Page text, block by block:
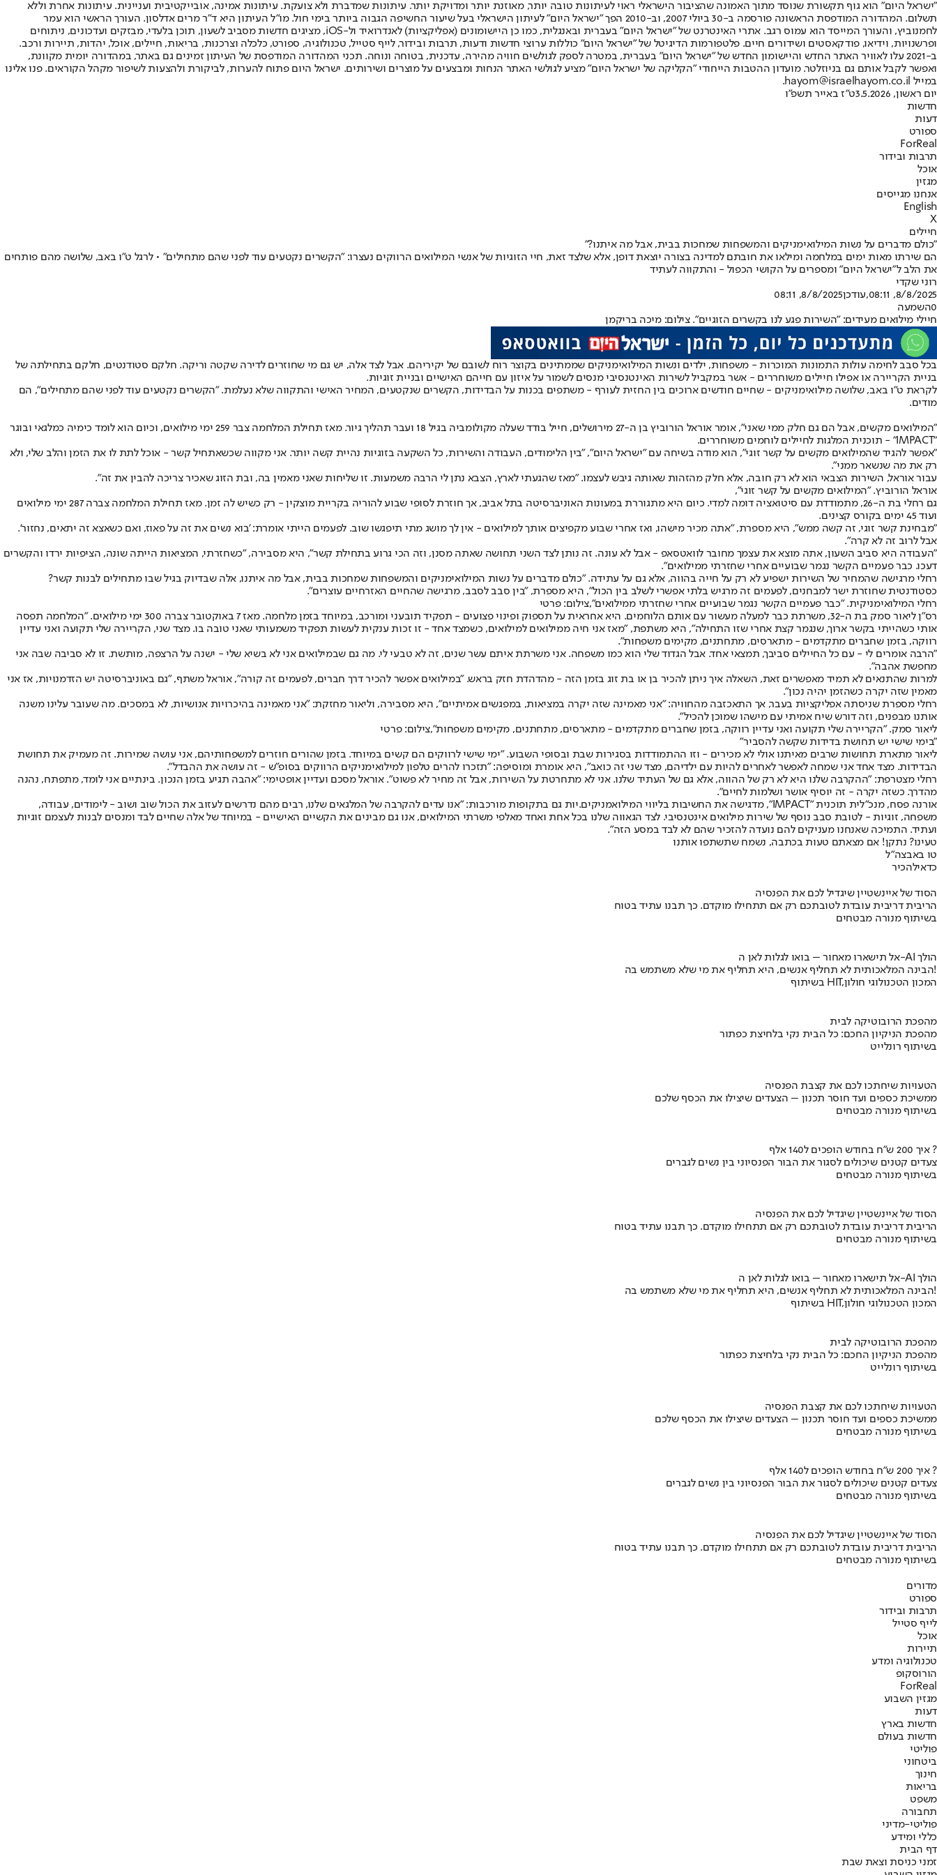
"ישראל היום" הוא גוף תקשורת שנוסד מתוך האמונה שהציבור הישראלי ראוי לעיתונות טובה יותר, מאוזנת יותר ומדויקת יותר. עיתונות שמדברת ולא צועקת. עיתונות אמינה, אובייקטיבית ועניינית. עיתונות אחרת וללא
תשלום. המהדורה המודפסת הראשונה פורסמה ב-30 ביולי 2007, וב-2010 הפך "ישראל היום" לעיתון הישראלי בעל שיעור החשיפה הגבוה ביותר בימי חול. מו"ל העיתון היא ד"ר מרים אדלסון. העורך הראשי הוא עמר
לחמנוביץ, והעורך המייסד הוא עמוס רגב. אתרי האינטרנט של "ישראל היום" בעברית ובאנגלית, כמו כן היישומונים (אפליקציות) לאנדרואיד ול-iOS, מציגים חדשות מסביב לשעון, תוכן בלעדי, מבזקים ועדכונים, ניתוחים
ופרשנויות, וידיאו, פודקאסטים ושידורים חיים. פלטפורמות הדיגיטל של "ישראל היום" כוללות ערוצי חדשות ודעות, תרבות ובידור, לייף סטייל, טכנולוגיה, ספורט, כלכלה וצרכנות, בריאות, חיילים, אוכל, יהדות, תיירות ורכב.
ב-2021 עלו לאוויר האתר החדש והיישומון החדש של "ישראל היום" בעברית, במטרה לספק לגולשים חוויה מהירה, עדכנית, בטוחה ונוחה. תכני המהדורה המודפסת של העיתון זמינים גם באתר, במהדורה יומית מקוונת,
ואפשר לקבל אותם גם בניוזלטר. מועדון ההטבות הייחודי "הקליקה של ישראל היום" מציע לגולשי האתר הנחות ומבצעים על מוצרים ושירותים. ישראל היום פתוח להערות, לביקורת ולהצעות לשיפור מקהל הקוראים. פנו אלינו
במייל hayom@israelhayom.co.il.
יום ראשון, 3.5.2026
ט"ז באייר תשפ"ו
חדשות
דעות
ספורט
ForReal
תרבות ובידור
אוכל
מגזין
אנחנו מגייסים
English
X
חיילים
"כולם מדברים על נשות המילואימניקים והמשפחות שמחכות בבית, אבל מה איתנו?"
הם שירתו מאות ימים במלחמה ומילאו את חובתם למדינה בצורה יוצאת דופן, אלא שלצד זאת, חיי הזוגיות של אנשי המילואים הרווקים נעצרו: "הקשרים נקטעים עוד לפני שהם מתחילים" • לרגל ט"ו באב, שלושה מהם פותחים
את הלב ל"ישראל היום" ומספרים על הקושי הכפול - והתקווה לעתיד
רוני שקדי
8/8/2025, 08:11
,עודכן8/8/2025, 08:11
0השמעה
חיילי מילואים מעידים: "השירות פגע לנו בקשרים הזוגיים". צילום: מיכה בריקמן
בכל סבב לחימה עולות התמונות המוכרות - משפחות, ילדים ונשות המילואימניקים שממתינים בקוצר רוח לשובם של יקיריהם. אבל לצד אלה, יש גם מי שחוזרים לדירה שקטה וריקה. חלקם סטודנטים, חלקם בתחילתה של
בניית הקריירה או אפילו חיילים משוחררים - אשר במקביל לשירות האינטנסיבי מנסים לשמור על איזון עם חייהם האישיים ובניית זוגיות.
לקראת ט"ו באב, שלושה מילואימניקים - שחיים חודשים ארוכים בין החזית לעורף - משתפים בכנות על הבדידות, הקשרים שנקטעים, המחיר האישי והתקווה שלא נעלמת. "הקשרים נקטעים עוד לפני שהם מתחילים", הם
מודים.
"המילואים מקשים, אבל הם גם חלק ממי שאני", אומר אוראל הורוביץ בן ה-27 מירושלים, חייל בודד שעלה מקולומביה בגיל 18 ועבר תהליך גיור. מאז תחילת המלחמה צבר 259 ימי מילואים, וכיום הוא לומד כימיה כמלגאי ובוגר
"IMPACT" - תוכנית המלגות לחיילים לוחמים משוחררים.
"אפשר להגיד שהמילואים מקשים על קשר זוגי", הוא מודה בשיחה עם "ישראל היום", "בין הלימודים, העבודה והשירות, כל השקעה בזוגיות נהיית קשה יותר. אני מקווה שכשאתחיל קשר - אוכל לתת לו את הזמן והלב שלי, ולא
רק את מה שנשאר ממני".
עבור אוראל, השירות הצבאי הוא לא רק חובה, אלא חלק מהזהות שאותה גיבש לעצמו. "מאז שהגעתי לארץ, הצבא נתן לי הרבה משמעות. זו שליחות שאני מאמין בה, ובת הזוג שאכיר צריכה להבין את זה".
אוראל הורוביץ. "המילואים מקשים על קשר זוגי",
גם רחלי בת ה-26, מתמודדת עם סיטואציה דומה למדי. כיום היא מתגוררת במעונות האוניברסיטה בתל אביב, אך חוזרת לסופי שבוע להוריה בקריית מוצקין - רק כשיש לה זמן. מאז תחילת המלחמה צברה 287 ימי מילואים
ועוד 45 ימים בקורס קצינים.
"מבחינת קשר זוגי, זה קשה ממש", היא מספרת, "אתה מכיר מישהו, ואז אחרי שבוע מקפיצים אותך למילואים - אין לך מושג מתי תיפגשו שוב. לפעמים הייתי אומרת: 'בוא נשים את זה על פאוז, ואם כשאצא זה יתאים, נחזור'.
אבל לרוב זה לא קרה".
"העבודה היא סביב השעון, אתה מוצא את עצמך מחובר לוואטסאפ - אבל לא עונה. זה נותן לצד השני תחושה שאתה מסנן, וזה הכי גרוע בתחילת קשר", היא מסבירה, "כשחזרתי, המציאות הייתה שונה, הציפיות ירדו והקשרים
דעכו. כבר פעמיים הקשר נגמר שבועיים אחרי שחזרתי ממילואים".
רחלי מרגישה שהמחיר של השירות ישפיע לא רק על חייה בהווה, אלא גם על עתידה. "כולם מדברים על נשות המילואימניקים והמשפחות שמחכות בבית, אבל מה איתנו, אלה שבדיוק בגיל שבו מתחילים לבנות קשר?
כסטודנטית שחוזרת ישר למבחנים, לפעמים זה מרגיש בלתי אפשרי לשלב בין הכול", היא מספרת, "בין סבב לסבב, מרגישה שהחיים האזרחיים עוצרים".
רחלי המילואימניקית. "כבר פעמיים הקשר נגמר שבועיים אחרי שחזרתי ממילואים",צילום: פרטי
רס"ן ליאור סמק בת ה-32, משרתת כבר למעלה מעשור עם אותם הלוחמים. היא אחראית על תספוק ופינוי פצועים - תפקיד תובעני ומורכב, במיוחד בזמן מלחמה. מאז 7 באוקטובר צברה 300 ימי מילואים. "המלחמה תפסה
אותי כשהייתי בקשר ארוך, שנגמר קצת אחרי שזו התחילה", היא משתפת, "מאז אני חיה ממילואים למילואים, כשמצד אחד - זו זכות ענקית לעשות תפקיד משמעותי שאני טובה בו. מצד שני, הקריירה שלי תקועה ואני עדיין
רווקה, בזמן שחברים מתקדמים - מתארסים, מתחתנים, מקימים משפחות".
"הרבה אומרים לי - עם כל החיילים סביבך, תמצאי אחד. אבל הגדוד שלי הוא כמו משפחה. אני משרתת איתם עשר שנים, זה לא טבעי לי. מה גם שבמילואים אני לא בשיא שלי - ישנה על הרצפה, מותשת. זו לא סביבה שבה אני
מחפשת אהבה".
למרות שהתנאים לא תמיד מאפשרים זאת, השאלה איך ניתן להכיר בן או בת זוג בזמן הזה - מהדהדת חזק בראש. "במילואים אפשר להכיר דרך חברים, לפעמים זה קורה", אוראל משתף, "גם באוניברסיטה יש הזדמנויות, אז אני
מאמין שזה יקרה כשהזמן יהיה נכון".
רחלי מספרת שניסתה אפליקציות בעבר, אך התאכזבה מהחוויה: "אני מאמינה שזה יקרה במציאות, במפגשים אמיתיים", היא מסבירה, וליאור מחזקת: "אני מאמינה בהיכרויות אנושיות, לא במסכים. מה שעובר עלינו משנה
אותנו מבפנים, וזה דורש שיח אמיתי עם מישהו שמוכן להכיל".
ליאור סמק. "הקריירה שלי תקועה ואני עדיין רווקה, בזמן שחברים מתקדמים - מתארסים, מתחתנים, מקימים משפחות",צילום: פרטי
"בימי שישי יש תחושת בדידות שקשה להסביר"
ליאור מתארת תחושות שרבים מאיתנו אולי לא מכירים - וזו ההתמודדות בסגירות שבת ובסופי השבוע. "ימי שישי לרווקים הם קשים במיוחד. בזמן שהורים חוזרים למשפחותיהם, אני עושה שמירות. זה מעמיק את תחושת
הבדידות. מצד אחד אני שמחה לאפשר לאחרים להיות עם ילדיהם, מצד שני זה כואב", היא אומרת ומוסיפה: "תזכרו להרים טלפון למילואימניקים הרווקים בסופ"ש - זה עושה את ההבדל".
רחלי מצטרפת: "ההקרבה שלנו היא לא רק של ההווה, אלא גם של העתיד שלנו. אני לא מתחרטת על השירות, אבל זה מחיר לא פשוט". אוראל מסכם ועדיין אופטימי: "אהבה תגיע בזמן הנכון. בינתיים אני לומד, מתפתח, נהנה
מהדרך. כשזה יקרה - זה יוסיף אושר ושלמות לחיים".
אורנה פסח, מנכ"לית תוכנית "IMPACT", מדגישה את החשיבות בליווי המילואמניקים.יות גם בתקופות מורכבות: "אנו עדים להקרבה של המלגאים שלנו, רבים מהם נדרשים לעזוב את הכול שוב ושוב - לימודים, עבודה,
משפחה, זוגיות - לטובת סבב נוסף של שירות מילואים אינטנסיבי. לצד הגאווה שלנו בכל אחת ואחד מאלפי משרתי המילואים, אנו גם מבינים את הקשיים האישיים - במיוחד של אלה שחיים לבד ומנסים לבנות לעצמם זוגיות
ועתיד. התמיכה שאנחנו מעניקים להם נועדה להזכיר שהם לא לבד במסע הזה".
טעינו? נתקן! אם מצאתם טעות בכתבה, נשמח שתשתפו אותנו
טו באבצה"ל
כדאילהכיר
הסוד של איינשטיין שיגדיל לכם את הפנסיה
הריבית דריבית עובדת לטובתכם רק אם תתחילו מוקדם. כך תבנו עתיד בטוח
בשיתוף מנורה מבטחים
אל תישארו מאחור – בואו לגלות לאן ה-AI הולך
הבינה המלאכותית לא תחליף אנשים, היא תחליף את מי שלא משתמש בה!
בשיתוף HIT,המכון הטכנולוגי חולון
מהפכת הרובוטיקה לבית
מהפכת הניקיון החכם: כל הבית נקי בלחיצת כפתור
בשיתוף רונלייט
הטעויות שיחתכו לכם את קצבת הפנסיה
ממשיכת כספים ועד חוסר תכנון – הצעדים שיצילו את הכסף שלכם
בשיתוף מנורה מבטחים
איך 200 ש"ח בחודש הופכים ל140 אלף ?
צעדים קטנים שיכולים לסגור את הבור הפנסיוני בין נשים לגברים
בשיתוף מנורה מבטחים
הסוד של איינשטיין שיגדיל לכם את הפנסיה
הריבית דריבית עובדת לטובתכם רק אם תתחילו מוקדם. כך תבנו עתיד בטוח
בשיתוף מנורה מבטחים
אל תישארו מאחור – בואו לגלות לאן ה-AI הולך
הבינה המלאכותית לא תחליף אנשים, היא תחליף את מי שלא משתמש בה!
בשיתוף HIT,המכון הטכנולוגי חולון
מהפכת הרובוטיקה לבית
מהפכת הניקיון החכם: כל הבית נקי בלחיצת כפתור
בשיתוף רונלייט
הטעויות שיחתכו לכם את קצבת הפנסיה
ממשיכת כספים ועד חוסר תכנון – הצעדים שיצילו את הכסף שלכם
בשיתוף מנורה מבטחים
איך 200 ש"ח בחודש הופכים ל140 אלף ?
צעדים קטנים שיכולים לסגור את הבור הפנסיוני בין נשים לגברים
בשיתוף מנורה מבטחים
הסוד של איינשטיין שיגדיל לכם את הפנסיה
הריבית דריבית עובדת לטובתכם רק אם תתחילו מוקדם. כך תבנו עתיד בטוח
בשיתוף מנורה מבטחים
מדורים
ספורט
תרבות ובידור
לייף סטייל
אוכל
תיירות
טכנולוגיה ומדע
הורוסקופ
ForReal
מגזין השבוע
דעות
חדשות בארץ
חדשות בעולם
פוליטי
ביטחוני
חינוך
בריאות
משפט
תחבורה
פוליטי-מדיני
כללי ומידע
דף הבית
זמני כניסת וצאת שבת